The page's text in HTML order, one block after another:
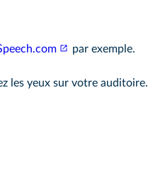
par exemple.
les yeux sur votre auditoire.